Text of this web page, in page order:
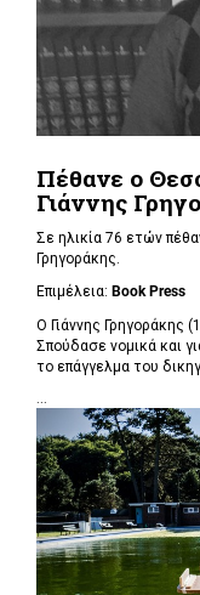
Πέθανε ο
Γιάννης
Σε ηλικία 76 ετών
Γρηγοράκης.
Επιμέλεια: Book Press
Ο Γιάννης Γρηγοράκης
Σπούδασε νομικά και
το επάγγελμα του
...